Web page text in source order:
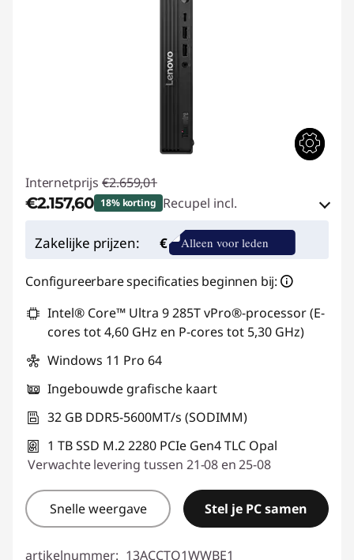
Internetprijs €2.659,01
€2.157,60 18% korting Recupel incl.
eCoupon-besparingen :-€501,41
eCoupon gebruiken : THINKDEAL
Zakelijke prijzen: € Alleen voor leden
Configureerbare specificaties beginnen bij:
Intel® Core™ Ultra 9 285T vPro®-processor (E-
cores tot 4,60 GHz en P-cores tot 5,30 GHz)
Windows 11 Pro 64
Ingebouwde grafische kaart
32 GB DDR5-5600MT/s (SODIMM)
1 TB SSD M.2 2280 PCIe Gen4 TLC Opal
Verwachte levering tussen 21-08 en 25-08
Snelle weergave Stel je PC samen
artikelnummer: 13ACCTO1WWBE1